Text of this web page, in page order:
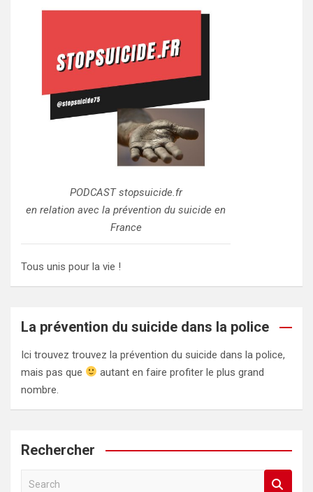
PODCAST stopsuicide.fr
en relation avec la prévention du suicide en
France
Tous unis pour la vie !
La prévention du suicide dans la police
Ici trouvez trouvez la prévention du suicide dans la police,
mais pas que
autant en faire profiter le plus grand
nombre.
Rechercher